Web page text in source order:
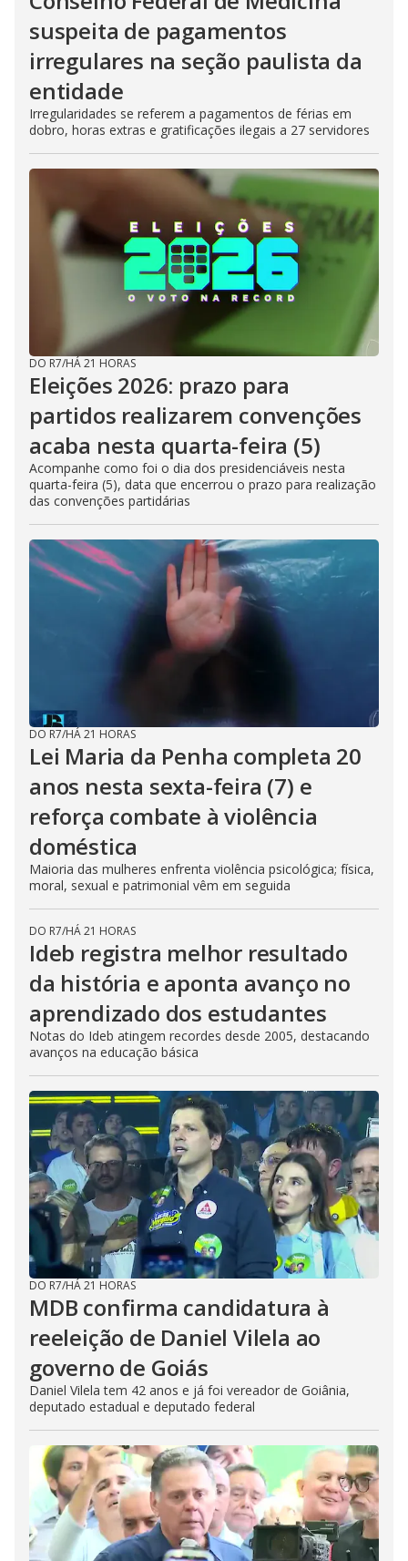
suspeita de pagamentos
irregulares na seção paulista da
entidade
Irregularidades se referem a pagamentos de férias em
dobro, horas extras e gratificações ilegais a 27 servidores
DO R7/HÁ 21 HORAS
Eleições 2026: prazo para
partidos realizarem convenções
acaba nesta quarta-feira (5)
Acompanhe como foi o dia dos presidenciáveis nesta
quarta-feira (5), data que encerrou o prazo para realização
das convenções partidárias
DO R7/HÁ 21 HORAS
Lei Maria da Penha completa 20
anos nesta sexta-feira (7) e
reforça combate à violência
doméstica
Maioria das mulheres enfrenta violência psicológica; física,
moral, sexual e patrimonial vêm em seguida
DO R7/HÁ 21 HORAS
Ideb registra melhor resultado
da história e aponta avanço no
aprendizado dos estudantes
Notas do Ideb atingem recordes desde 2005, destacando
avanços na educação básica
DO R7/HÁ 21 HORAS
MDB confirma candidatura à
reeleição de Daniel Vilela ao
governo de Goiás
Daniel Vilela tem 42 anos e já foi vereador de Goiânia,
deputado estadual e deputado federal